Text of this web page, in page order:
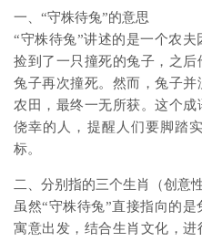
一、“守株待兔”的意思
“守株待兔”讲述的是一个农
捡到了一只撞死的兔子，之
兔子再次撞死。然而，兔子
农田，最终一无所获。这个
侥幸的人，提醒人们要脚踏
标。
二、分别指的三个生肖（创意
虽然“守株待兔”直接指向的
寓意出发，结合生肖文化，